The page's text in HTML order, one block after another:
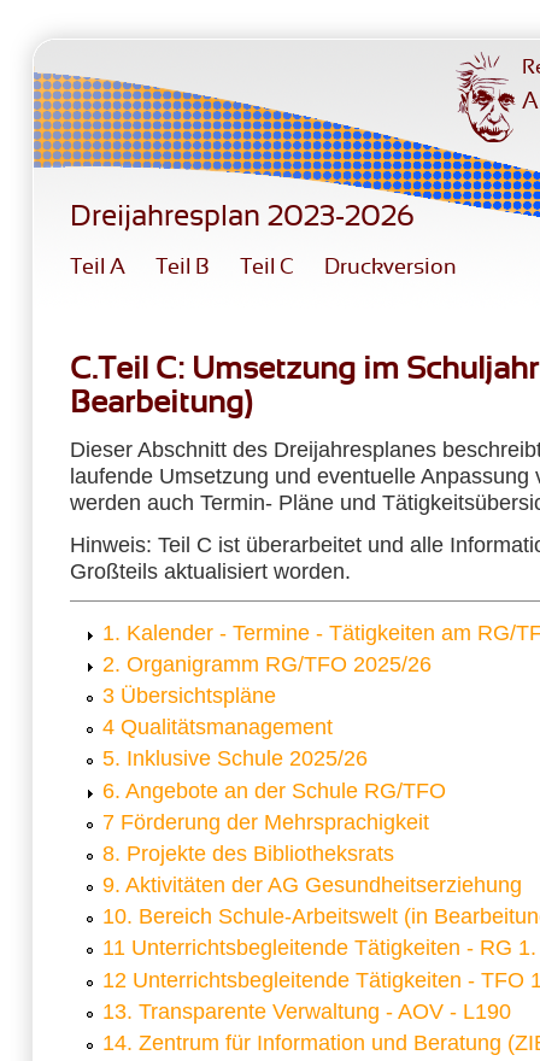
Dreijahresplan 2023-2026
Teil A Teil B Teil C Druckversion
C.Teil C: Umsetzung im
Bearbeitung)
Dieser Abschnitt des Dreijahresplanes
laufende Umsetzung und eventuelle Anpassung
werden auch Termin- Pläne und
Hinweis: Teil C ist überarbeitet und alle
Großteils aktualisiert worden.
1. Kalender - Termine - Tätigkeiten am RG/
2. Organigramm RG/TFO 2025/26
3 Übersichtspläne
4 Qualitätsmanagement
5. Inklusive Schule 2025/26
6. Angebote an der Schule RG/TFO
7 Förderung der Mehrsprachigkeit
8. Projekte des Bibliotheksrats
9. Aktivitäten der AG Gesundheitserziehung
10. Bereich Schule-Arbeitswelt (in
11 Unterrichtsbegleitende Tätigkeiten - RG
12 Unterrichtsbegleitende Tätigkeiten - TFO
13. Transparente Verwaltung - AOV - L190
14. Zentrum für Information und Beratung